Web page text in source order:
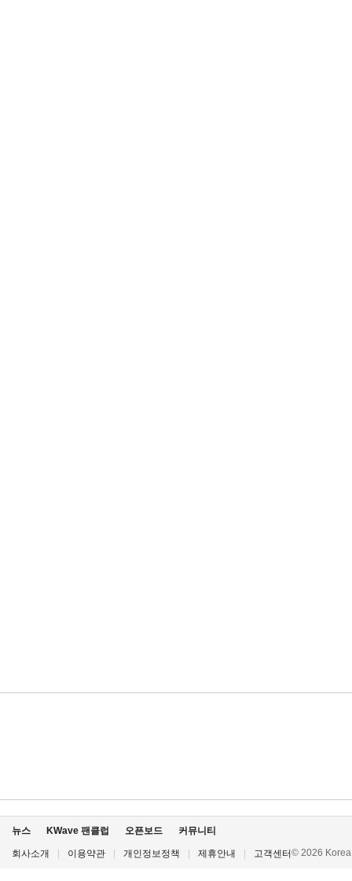
뉴스 KWave 팬클럽 오픈보드 커뮤니티
회사소개 이용약관 개인정보정책 제휴안내 고객센터© 2026